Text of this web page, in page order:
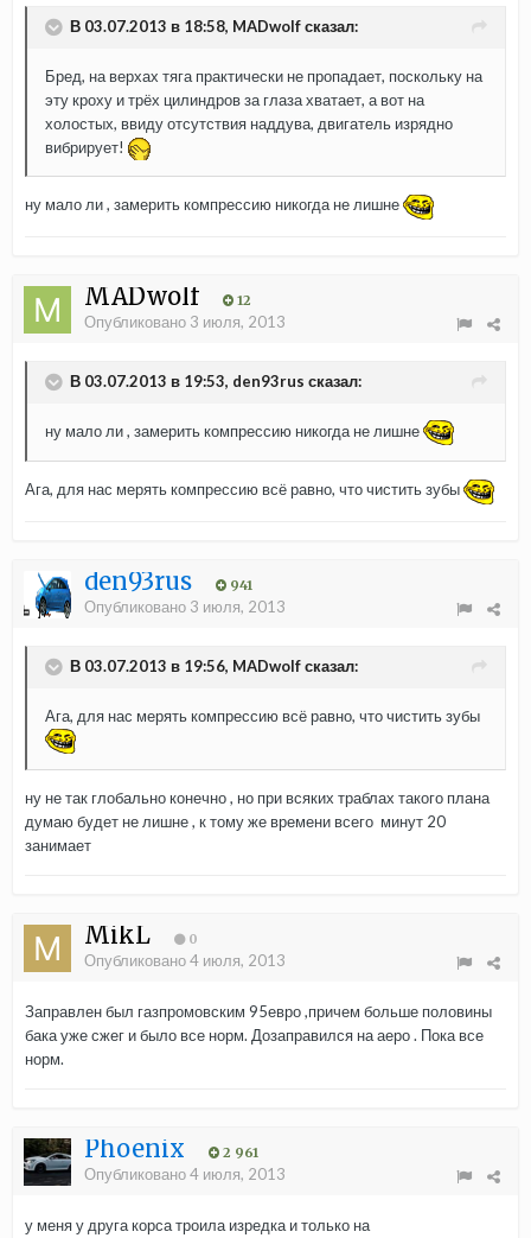
В 03.07.2013 в 18:58, MADwolf сказал:
Бред, на верхах тяга практически не пропадает, поскольку на
эту кроху и трёх цилиндров за глаза хватает, а вот на
холостых, ввиду отсутствия наддува, двигатель изрядно
вибрирует!
ну мало ли , замерить компрессию никогда не лишне
MADwolf 12
Опубликовано 3 июля, 2013
В 03.07.2013 в 19:53, den93rus сказал:
ну мало ли , замерить компрессию никогда не лишне
Ага, для нас мерять компрессию всё равно, что чистить зубы
den93rus 941
Опубликовано 3 июля, 2013
В 03.07.2013 в 19:56, MADwolf сказал:
Ага, для нас мерять компрессию всё равно, что чистить зубы
ну не так глобально конечно , но при всяких траблах такого плана
думаю будет не лишне , к тому же времени всего минут 20
занимает
MikL 0
Опубликовано4 июля, 2013
Заправлен был газпромовским 95евро ,причем больше половины
бака уже сжег и было все норм. Дозаправился на аеро . Пока все
норм.
Phoenix 2 961
Опубликовано4 июля, 2013
у меня у друга корса троила изредка и только на